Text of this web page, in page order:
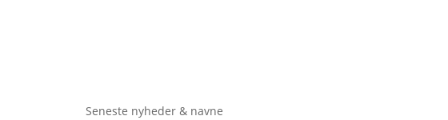
Seneste nyheder & navne